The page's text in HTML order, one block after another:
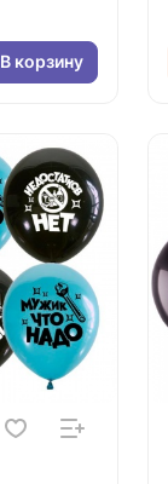
В корзину